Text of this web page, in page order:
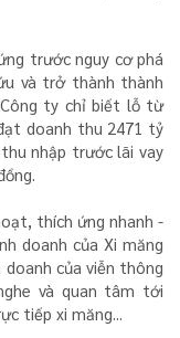
trước nguy cơ phá
và trở thành thành
ty chỉ biết lỗ từ
doanh thu 2471 tỷ
nhập trước lãi vay
thích ứng nhanh -
doanh của Xi măng
doanh của viễn thông
và quan tâm tới
tiếp xi măng...